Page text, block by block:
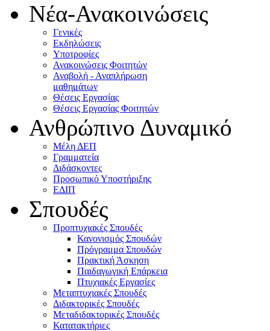
Νέα-Ανακοινώσεις
Γενικές
Εκδηλώσεις
Υποτροφίες
Ανακοινώσεις Φοιτητών
Αναβολή - Αναπλήρωση
μαθημάτων
Θέσεις Εργασίας
Θέσεις Εργασίας Φοιτητών
Ανθρώπινο Δυναμικό
Μέλη ΔΕΠ
Γραμματεία
Διδάσκοντες
Προσωπικό Υποστήριξης
ΕΔΙΠ
Σπουδές
Προπτυχιακές Σπουδές
Κανονισμός Σπουδών
Πρόγραμμα Σπουδών
Πρακτική Άσκηση
Παιδαγωγική Επάρκεια
Πτυχιακές Εργασίες
Μεταπτυχιακές Σπουδές
Διδακτορικές Σπουδές
Μεταδιδακτορικές Σπουδές
Κατατακτήριες